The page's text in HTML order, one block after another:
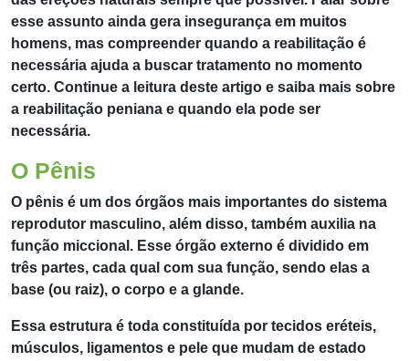
esse assunto ainda gera insegurança em muitos
homens, mas compreender quando a reabilitação é
necessária ajuda a buscar tratamento no momento
certo. Continue a leitura deste artigo e saiba mais sobre
a reabilitação peniana e quando ela pode ser
necessária.
O Pênis
O pênis é um dos órgãos mais importantes do sistema
reprodutor masculino, além disso, também auxilia na
função miccional. Esse órgão externo é dividido em
três partes, cada qual com sua função, sendo elas a
base (ou raiz), o corpo e a glande.
Essa estrutura é toda constituída por tecidos eréteis,
músculos, ligamentos e pele que mudam de estado